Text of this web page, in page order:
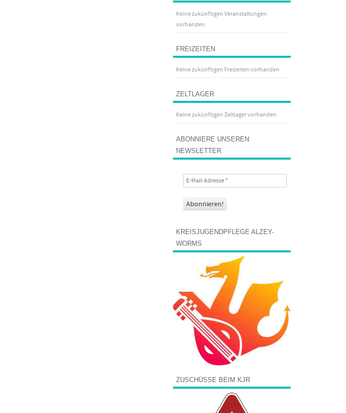
Keine zukünftigen Veranstaltungen
vorhanden
FREIZEITEN
Keine zukünftigen Freizeiten vorhanden
ZELTLAGER
Keine zukünftigen Zeltlager vorhanden
ABONNIERE UNSEREN
NEWSLETTER
KREISJUGENDPFLEGE ALZEY-
WORMS
ZUSCHÜSSE BEIM KJR